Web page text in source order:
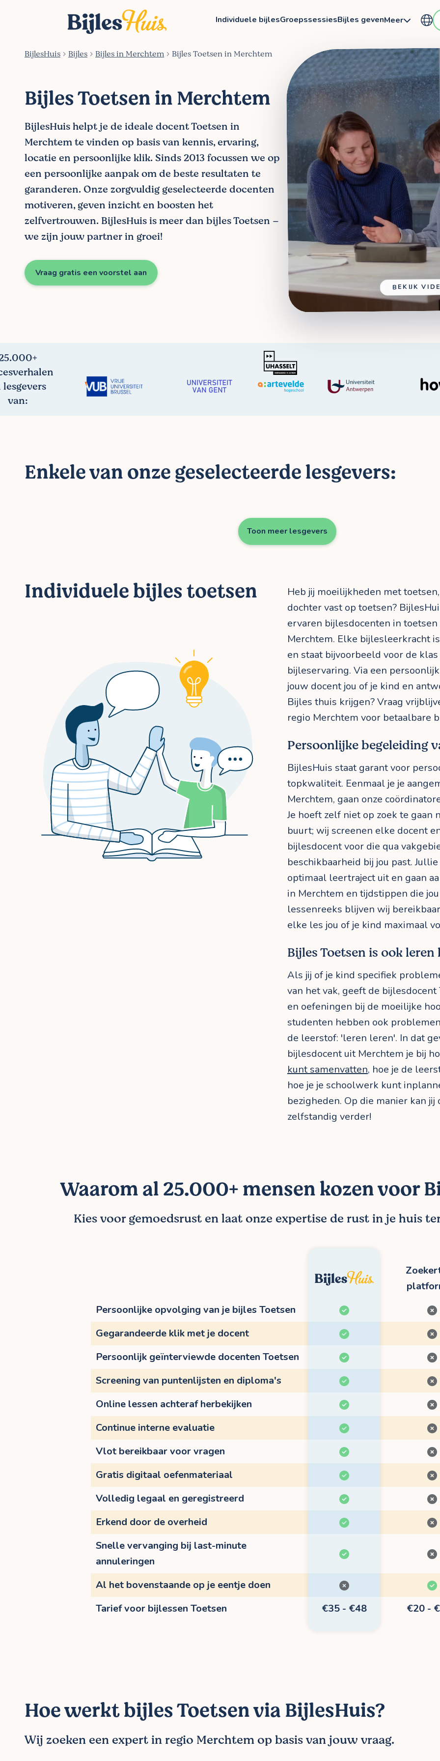
Individuele bijlesGroepssessiesBijles gevenMeer
BijlesHuis Bijles Bijles in Merchtem Bijles Toetsen in Merchtem
Bijles Toetsen in Merchtem
BijlesHuis helpt je de ideale docent Toetsen in
Merchtem te vinden op basis van kennis, ervaring,
locatie en persoonlijke klik. Sinds 2013 focussen we op
een persoonlijke aanpak om de beste resultaten te
garanderen. Onze zorgvuldig geselecteerde docenten
motiveren, geven inzicht en boosten het
zelfvertrouwen. BijlesHuis is meer dan bijles Toetsen –
we zijn jouw partner in groei!
Vraag gratis een voorstel aan
BEKIJK
lesgevers
van:
Enkele van onze geselecteerde lesgevers:
Toon meer lesgevers
Individuele bijles toetsen
Heb jij moeilijkheden met
dochter vast op toetsen?
ervaren bijlesdocenten in
Merchtem. Elke bijlesleerkracht
en staat bijvoorbeeld voor de
bijleservaring. Via een
jouw docent jou of je kind en
Bijles thuis krijgen? Vraag
regio Merchtem voor betaalbare
Persoonlijke begeleiding
BijlesHuis staat garant voor
topkwaliteit. Eenmaal je je
Merchtem, gaan onze
Je hoeft zelf niet op zoek te gaan
buurt; wij screenen elke docent
bijlesdocent voor die qua
beschikbaarheid bij jou past.
optimaal leertraject uit en gaan
in Merchtem en tijdstippen die
lessenreeks blijven wij
elke les jou of je kind maximaal
Bijles Toetsen is ook leren
Als jij of je kind specifiek
van het vak, geeft de
en oefeningen bij de moeilijke
studenten hebben ook
de leerstof: 'leren leren'. In dat
bijlesdocent uit Merchtem je bij
kunt samenvatten, hoe je de
hoe je je schoolwerk kunt
bezigheden. Op die manier kan
zelfstandig verder!
Waarom al 25.000+ mensen kozen voor
Kies voor gemoedsrust en laat onze expertise de rust in je huis
Persoonlijke opvolging van je bijles Toetsen
Gegarandeerde klik met je docent
Persoonlijk geïnterviewde docenten Toetsen
Screening van puntenlijsten en diploma's
Online lessen achteraf herbekijken
Continue interne evaluatie
Vlot bereikbaar voor vragen
Gratis digitaal oefenmateriaal
Volledig legaal en geregistreerd
Erkend door de overheid
Snelle vervanging bij last-minute
annuleringen
Al het bovenstaande op je eentje doen
Tarief voor bijlessen Toetsen
€35 - €48 €20 -
Hoe werkt bijles Toetsen via BijlesHuis?
Wij zoeken een expert in regio Merchtem op basis van jouw vraag.